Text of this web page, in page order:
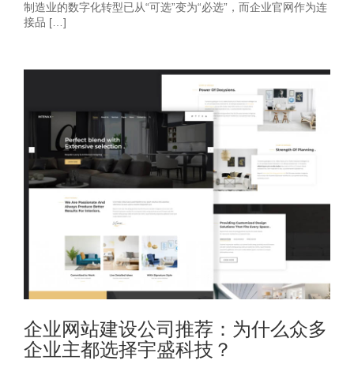
制造业的数字化转型已从“可选”变为“必选”，而企业官网作为连
接品 […]
企业网站建设公司推荐：为什么众多
企业主都选择宇盛科技？